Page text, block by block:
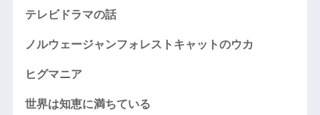
テレビドラマの話
ノルウェージャンフォレストキャットのウカ
ヒグマニア
世界は知恵に満ちている